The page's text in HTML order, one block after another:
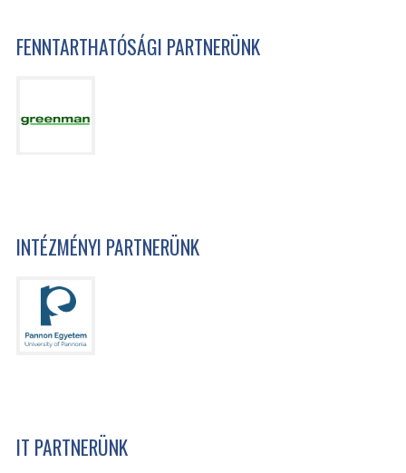
FENNTARTHATÓSÁGI PARTNERÜNK
INTÉZMÉNYI PARTNERÜNK
IT PARTNERÜNK